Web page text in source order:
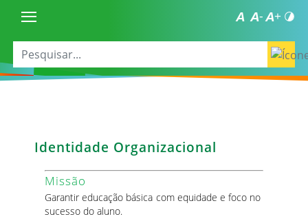
Identidade Organizacional
Missão
Garantir educação básica com equidade e foco no
sucesso do aluno.